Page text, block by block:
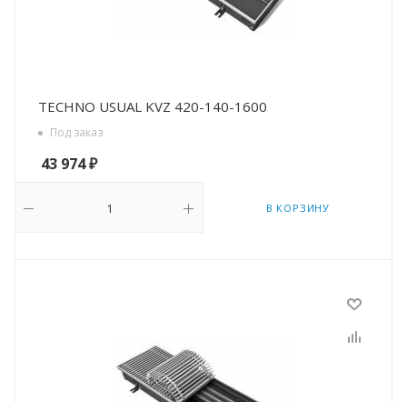
TECHNO USUAL KVZ 420-140-1600
Под заказ
43 974₽
В КОРЗИНУ